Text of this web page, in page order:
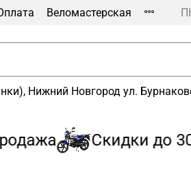
Веломастерская
Нижний Новгород ул.
Скидки до 30%